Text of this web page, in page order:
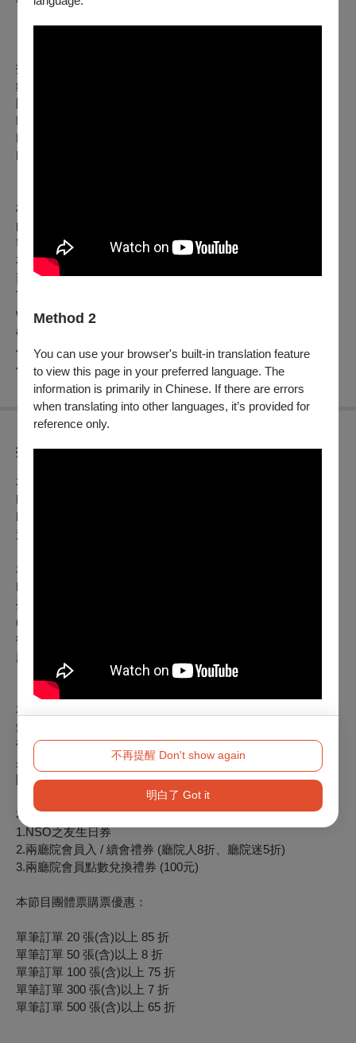
Method 2
You can use your browser's built-in translation feature
to view this page in your preferred language. The
information is primarily in Chinese. If there are errors
when translating into other languages, it’s provided for
reference only.
不再提醒 Don't show again
明白了 Got it
指揮／大衛．丹茲麥爾
鋼琴／反田恭平
國家交響樂團
David Danzmayr, conductor
Kyohei Sorita, piano
National Symphony Orchestra
林智文：《來自第五》（樂無界計畫之「一分鐘交響曲作
曲」，世界首演）*樂無界計畫為台積電文教基金會、國家交
響樂團、國立臺北藝術大學共同合作
布拉姆斯：D小調第一號鋼琴協奏曲，作品15
西貝流士：E小調第一號交響曲，作品39
Tabiliah Baliax:
world premiere) *This project is cooperated by TSMC, NSO,
and TNUA
Johannes Brahms: Piano Concerto No. 1 in D minor, Op. 15
Jean Sibelius: Symphony No. 1 in E minor, Op. 39
折扣方案
本節目預購優惠：2026/1/1（四）12:00起～1/3（六）11:59止
NSO之友&愛樂知青享8折、廳院人享8折、廳院迷享8折
NSO之友(身障、敬老身分)、廳院人(身障、敬老身分)、廳院
迷 (身障、敬老身分)享5折
本節目啟售日期：1/3（六）12:00
NSO之友&愛樂知青享9折、廳院人享9折、廳院迷享9折
臺中國家歌劇院會員享9折、臺中國家歌劇院學生會員享75折
(限1張)
衛武營國家藝術文化中心會員9折
廳院青享75折(限1張)
本節目特殊優惠：
愛樂知青享75折(限1張，本節目開放預購即適用)
敬老票：65歲以上長者享5折(需憑證購票與入場)
身心障礙人士及其必要陪同者(限1人)享5折(入場時請出示身心
障礙手冊，陪同者與身障者需同時入場)
本節目適用
1.NSO之友生日券
2.兩廳院會員入 / 續會禮券 (廳院人8折、廳院迷5折)
3.兩廳院會員點數兌換禮券 (100元)
本節目團體票購票優惠：
單筆訂單 20 張(含)以上 85 折
單筆訂單 50 張(含)以上 8 折
單筆訂單 100 張(含)以上 75 折
單筆訂單 300 張(含)以上 7 折
單筆訂單 500 張(含)以上 65 折